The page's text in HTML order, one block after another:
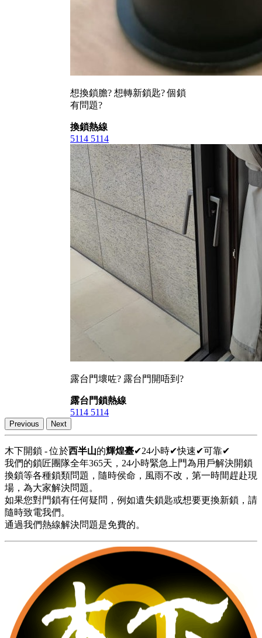
想換鎖膽? 想轉新鎖匙? 個鎖
有問題?
換鎖熱線
5114 5114
露台門壞咗? 露台門開唔到?
露台門鎖熱線
5114 5114
Previous Next
木下開鎖 - 位於西半山的輝煌臺✔24小時✔快速✔可靠✔
我們的鎖匠團隊全年365天，24小時緊急上門為用戶解決開鎖
換鎖等各種鎖類問題，隨時侯命，風雨不改，第一時間趕赴現
場，為大家解決問題。
如果您對門鎖有任何疑問，例如遺失鎖匙或想要更換新鎖，請
隨時致電我們。
通過我們熱線解決問題是免費的。